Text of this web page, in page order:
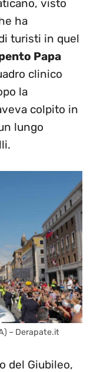
visto
ha
turisti in quel
Papa
clinico
la
colpito in
lungo
– Derapate.it
del Giubileo,